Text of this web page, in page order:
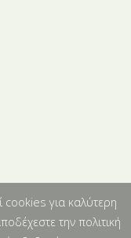
cookies για καλύτερη
την πολιτική